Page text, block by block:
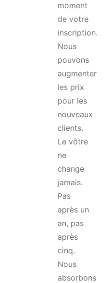
moment
de votre
inscription.
Nous
pouvons
augmenter
les prix
pour les
nouveaux
clients.
Le vôtre
ne
change
jamais.
Pas
après un
an, pas
après
cinq.
Nous
absorbons